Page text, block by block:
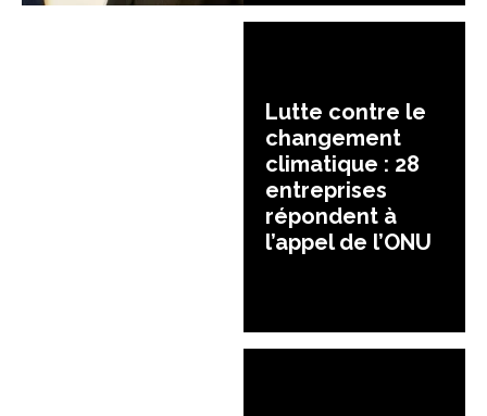
Lutte contre le
changement
climatique : 28
entreprises
répondent à
l’appel de l’ONU